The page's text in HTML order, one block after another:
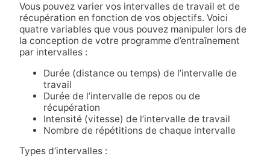
Vous pouvez varier vos intervalles de travail et de
récupération en fonction de vos objectifs. Voici
quatre variables que vous pouvez manipuler lors de
la conception de votre programme d’entraînement
par intervalles :
Durée (distance ou temps) de l’intervalle de
travail
Durée de l’intervalle de repos ou de
récupération
Intensité (vitesse) de l’intervalle de travail
Nombre de répétitions de chaque intervalle
Types d’intervalles :